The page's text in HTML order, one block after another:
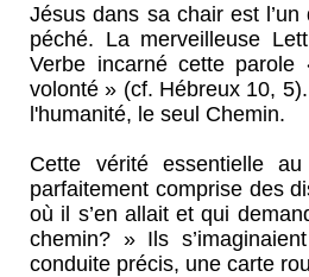
Jésus dans sa chair est
péché. La merveilleuse
Verbe incarné cette
volonté » (cf. Hébreux 10,
l'humanité, le seul Chemin.
Cette vérité essentielle
parfaitement comprise des
où il s’en allait et qui
chemin? » Ils
conduite précis, une carte